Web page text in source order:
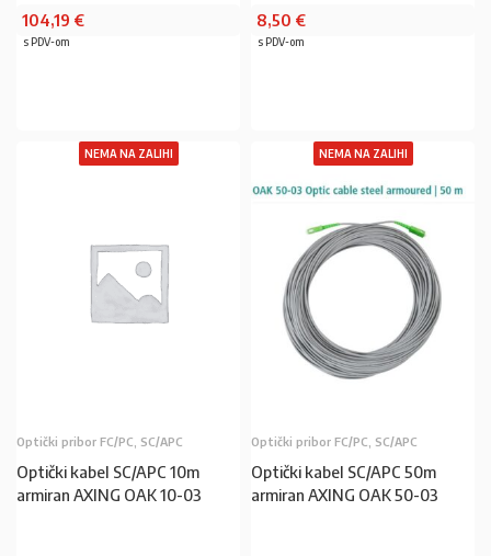
104,19 €
s PDV-om
8,50 €
s PDV-om
NEMA NA ZALIHI
Optički pribor FC/PC, SC/APC
Optički kabel SC/APC 10m
armiran AXING OAK 10-03
NEMA NA ZALIHI
Optički pribor FC/PC, SC/APC
Optički kabel SC/APC 50m
armiran AXING OAK 50-03